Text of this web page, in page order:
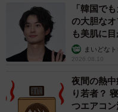
「韓国で
の大胆な
も美肌に
っこいい」
まいどな
2026.08.10
夜間の熱
り若者？
つエアコ